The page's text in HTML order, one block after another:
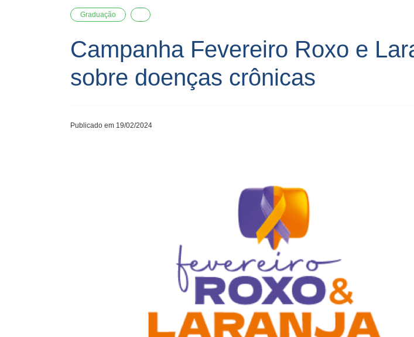
Graduação
Campanha Fevereiro Roxo e
sobre doenças crônicas
Publicado em 19/02/2024